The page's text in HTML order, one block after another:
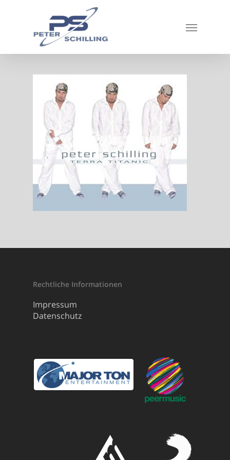
Rechtliche Informationen
Impressum
Datenschutz